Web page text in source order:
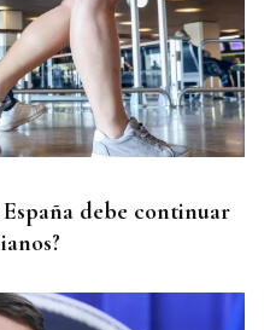
España debe continuar